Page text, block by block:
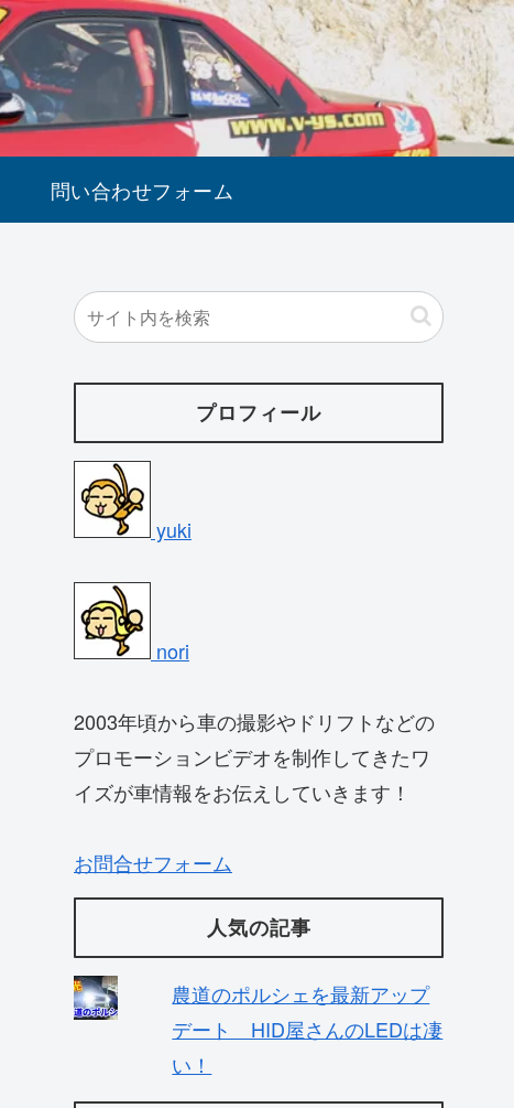
問い合わせフォーム
プロフィール
yuki
nori
2003年頃から車の撮影やドリフトなどの
プロモーションビデオを制作してきたワ
イズが車情報をお伝えしていきます！
お問合せフォーム
人気の記事
農道のポルシェを最新アップ
デート HID屋さんのLEDは凄
い！